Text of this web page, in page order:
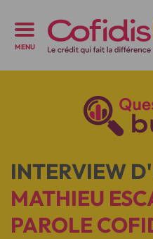
MENU
INTERVIEW
MATHIEU
PAROLE